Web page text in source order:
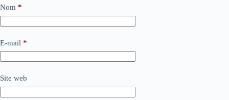
Nom *
E-mail *
Site web